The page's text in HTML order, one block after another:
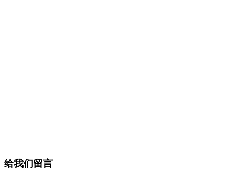
给我们留言